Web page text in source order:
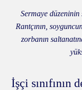
Sermaye düzeninin
Rantçının,
zorbanın
İşçi sınıfının